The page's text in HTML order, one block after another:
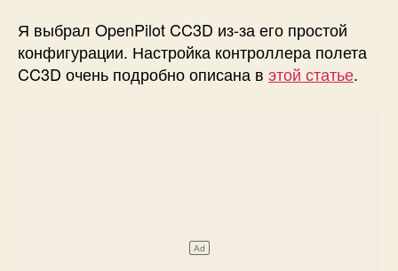
Я выбрал OpenPilot CC3D из-за его простой
конфигурации. Настройка контроллера полета
CC3D очень подробно описана в этой статье.